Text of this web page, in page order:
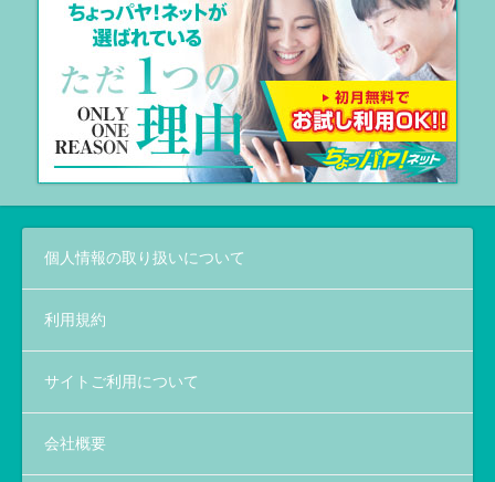
個人情報の取り扱いについて
利用規約
サイトご利用について
会社概要